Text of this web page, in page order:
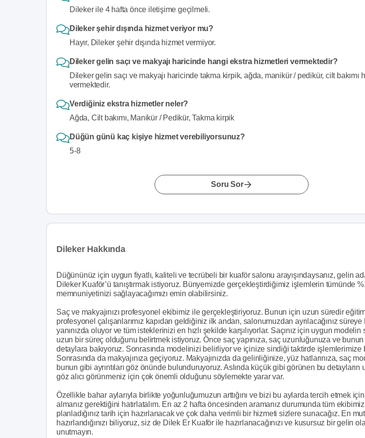
Dileker ile 4 hafta önce iletişime geçilmeli.
Dileker şehir dışında hizmet veriyor mu?
Hayır, Dileker şehir dışında hizmet vermiyor.
Dileker gelin saçı ve makyajı haricinde hangi ekstra hizmetleri vermektedir?
Dileker gelin saçı ve makyajı haricinde takma kirpik, ağda, manikür / pedikür, cilt bakımı
vermektedir.
Verdiğiniz ekstra hizmetler neler?
Ağda, Cilt bakımı, Manikür / Pedikür, Takma kirpik
Düğün günü kaç kişiye hizmet verebiliyorsunuz?
5-8
Soru Sor
Dileker Hakkında
Düğününüz için uygun fiyatlı, kaliteli ve tecrübeli bir kuaför salonu arayışındaysanız, gelin
Dileker Kuaför’ü tanıştırmak istiyoruz. Bünyemizde gerçekleştirdiğimiz işlemlerin tümünde
memnuniyetinizi sağlayacağımızı emin olabilirsiniz.
Saç ve makyajınızı profesyonel ekibimiz ile gerçekleştiriyoruz. Bunun için uzun süredir
profesyonel çalışanlarımız kapıdan geldiğiniz ilk andan, salonumuzdan ayrılacağınız süreye
yanınızda oluyor ve tüm isteklerinizi en hızlı şekilde karşılıyorlar. Saçınız için uygun
uzun bir süreç olduğunu belirtmek istiyoruz. Önce saç yapınıza, saç uzunluğunuza ve
detaylara bakıyoruz. Sonrasında modelinizi belirliyor ve içinize sindiği taktirde işlemlerimize
Sonrasında da makyajınıza geçiyoruz. Makyajınızda da gelinliğinize, yüz hatlarınıza, saç
bunun gibi ayrıntıları göz önünde bulunduruyoruz. Aslında küçük gibi görünen bu detayların
göz alıcı görünmeniz için çok önemli olduğunu söylemekte yarar var.
Özellikle bahar aylarıyla birlikte yoğunluğumuzun arttığını ve bizi bu aylarda tercih etmek
almanız gerektiğini hatırlatalım. En az 2 hafta öncesinden aramanız durumunda tüm
planladığınız tarih için hazırlanacak ve çok daha verimli bir hizmeti sizlere sunacağız. En
hazırlandığınızı biliyoruz, siz de Dilek Er Kuaför ile hazırlanacağınızı ve kusursuz bir gelin
unutmayın.